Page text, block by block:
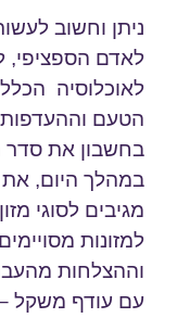
ניתן וחשוב
לאדם הספציפי,
לאוכלוסיה
הטעם
בחשבון את סדר
במהלך היום, את
מגיבים לסוגי
למזונות
וההצלחות
עם עודף משקל